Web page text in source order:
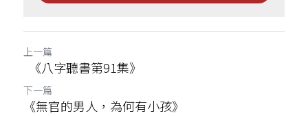
上一篇
《八字聽書第91集》
下一篇
《無官的男人，為何有小孩》